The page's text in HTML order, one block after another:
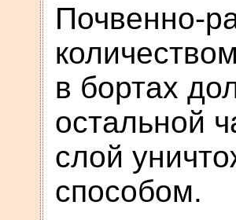
Почвенно-
в бортах
остальной
слой
способом.